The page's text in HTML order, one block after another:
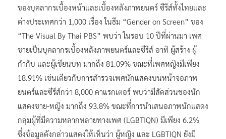
ของบุคลากรเบื้องหน้าและเบื้องหลังภาพยนตร์ ซีรีส์ทั้งไทยและ
ต่างประเทศกว่า 1,000 เรื่อง ในธีม “Gender on Screen” ของ
“The Visual By Thai PBS” พบว่า ในรอบ 10 ปีที่ผ่านมา เพศ
ชายเป็นบุคลากรเบื้องหลังภาพยนตร์และซีรีส์ อาทิ ผู้สร้าง ผู้
กำกับ และผู้เขียนบท มากถึง 81.09% ขณะที่เพศหญิงมีเพียง
18.91% เช่นเดียวกับการสำรวจเพศนักแสดงบนหน้าจอภาพ
ยนตร์และซีรีส์กว่า 8,000 คาแรกเตอร์ พบว่ามีสัดส่วนของนัก
แสดงชาย-หญิง มากถึง 93.8% ขณะที่การนำเสนอภาพนักแสดง
กลุ่มผู้ที่มีความหลากหลายทางเพศ (LGBTIQN) มีเพียง 6.2%
ซึ่งข้อมูลดังกล่าวแสดงให้เห็นว่า ผู้หญิง และ LGBTIQN ยังมี